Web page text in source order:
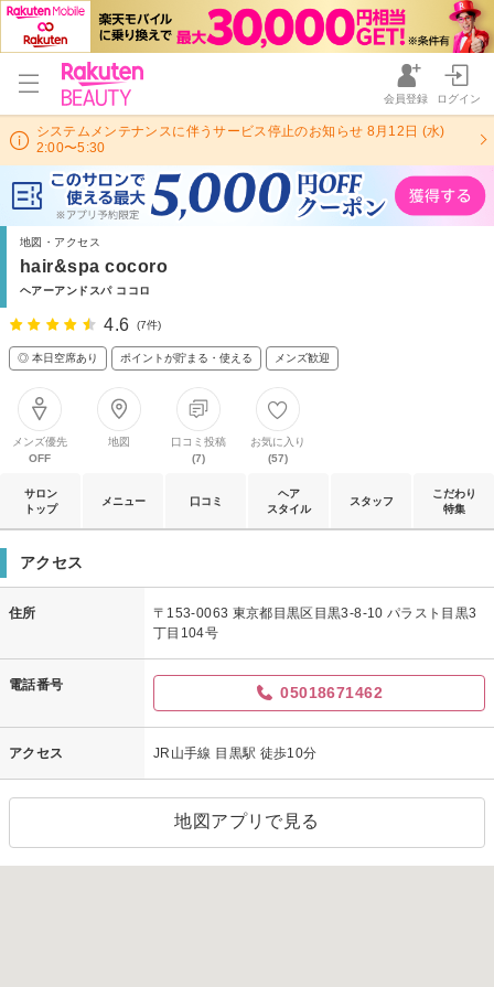
会員登録 ログイン
システムメンテナンスに伴うサービス停止のお知らせ 8月12日 (水)
2:00〜5:30
地図・アクセス
hair&spa cocoro
ヘアーアンドスパ ココロ
4.6 (7件)
◎ 本日空席あり ポイントが貯まる・使える メンズ歓迎
メンズ優先
OFF
地図
口コミ投稿
(7)
お気に入り
(57)
サロン
トップ
メニュー 口コミ
ヘア
スタイル
スタッフ
こだわり
特集
アクセス
住所
〒153-0063 東京都目黒区目黒3-8-10 パラスト目黒3
丁目104号
電話番号 05018671462
アクセス JR山手線 目黒駅 徒歩10分
地図アプリで見る